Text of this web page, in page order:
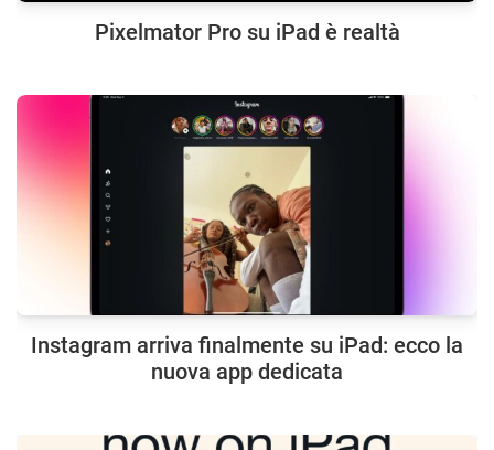
Pixelmator Pro su iPad è realtà
Instagram arriva finalmente su iPad: ecco la
nuova app dedicata